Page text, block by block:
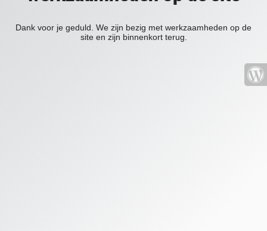
Dank voor je geduld. We zijn bezig met werkzaamheden op de
site en zijn binnenkort terug.